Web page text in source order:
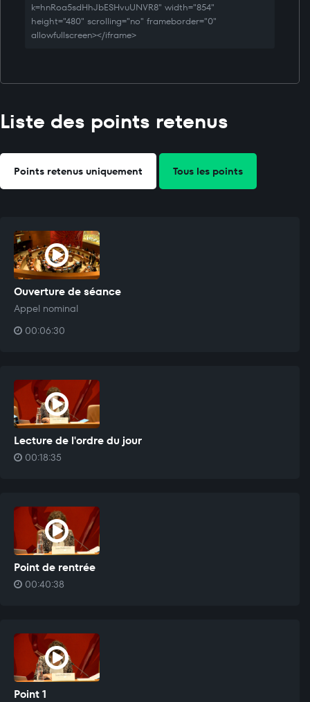
k=hnRoa5sdHhJbESHvuUNVR8" width="854"
height="480" scrolling="no" frameborder="0"
allowfullscreen></iframe>
Liste des points retenus
Points retenus uniquement Tous les points
Ouverture de séance
Appel nominal
00:06:30
Lecture de l'ordre du jour
00:18:35
Point de rentrée
00:40:38
Point 1